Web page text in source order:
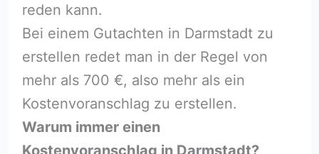
reden kann.
Bei einem Gutachten in Darmstadt zu
erstellen redet man in der Regel von
mehr als 700 €, also mehr als ein
Kostenvoranschlag zu erstellen.
Warum immer einen
Kostenvoranschlag in Darmstadt?